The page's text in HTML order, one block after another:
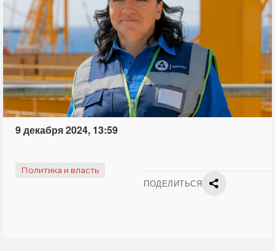
9 декабря 2024, 13:59
Политика и власть
ПОДЕЛИТЬСЯ